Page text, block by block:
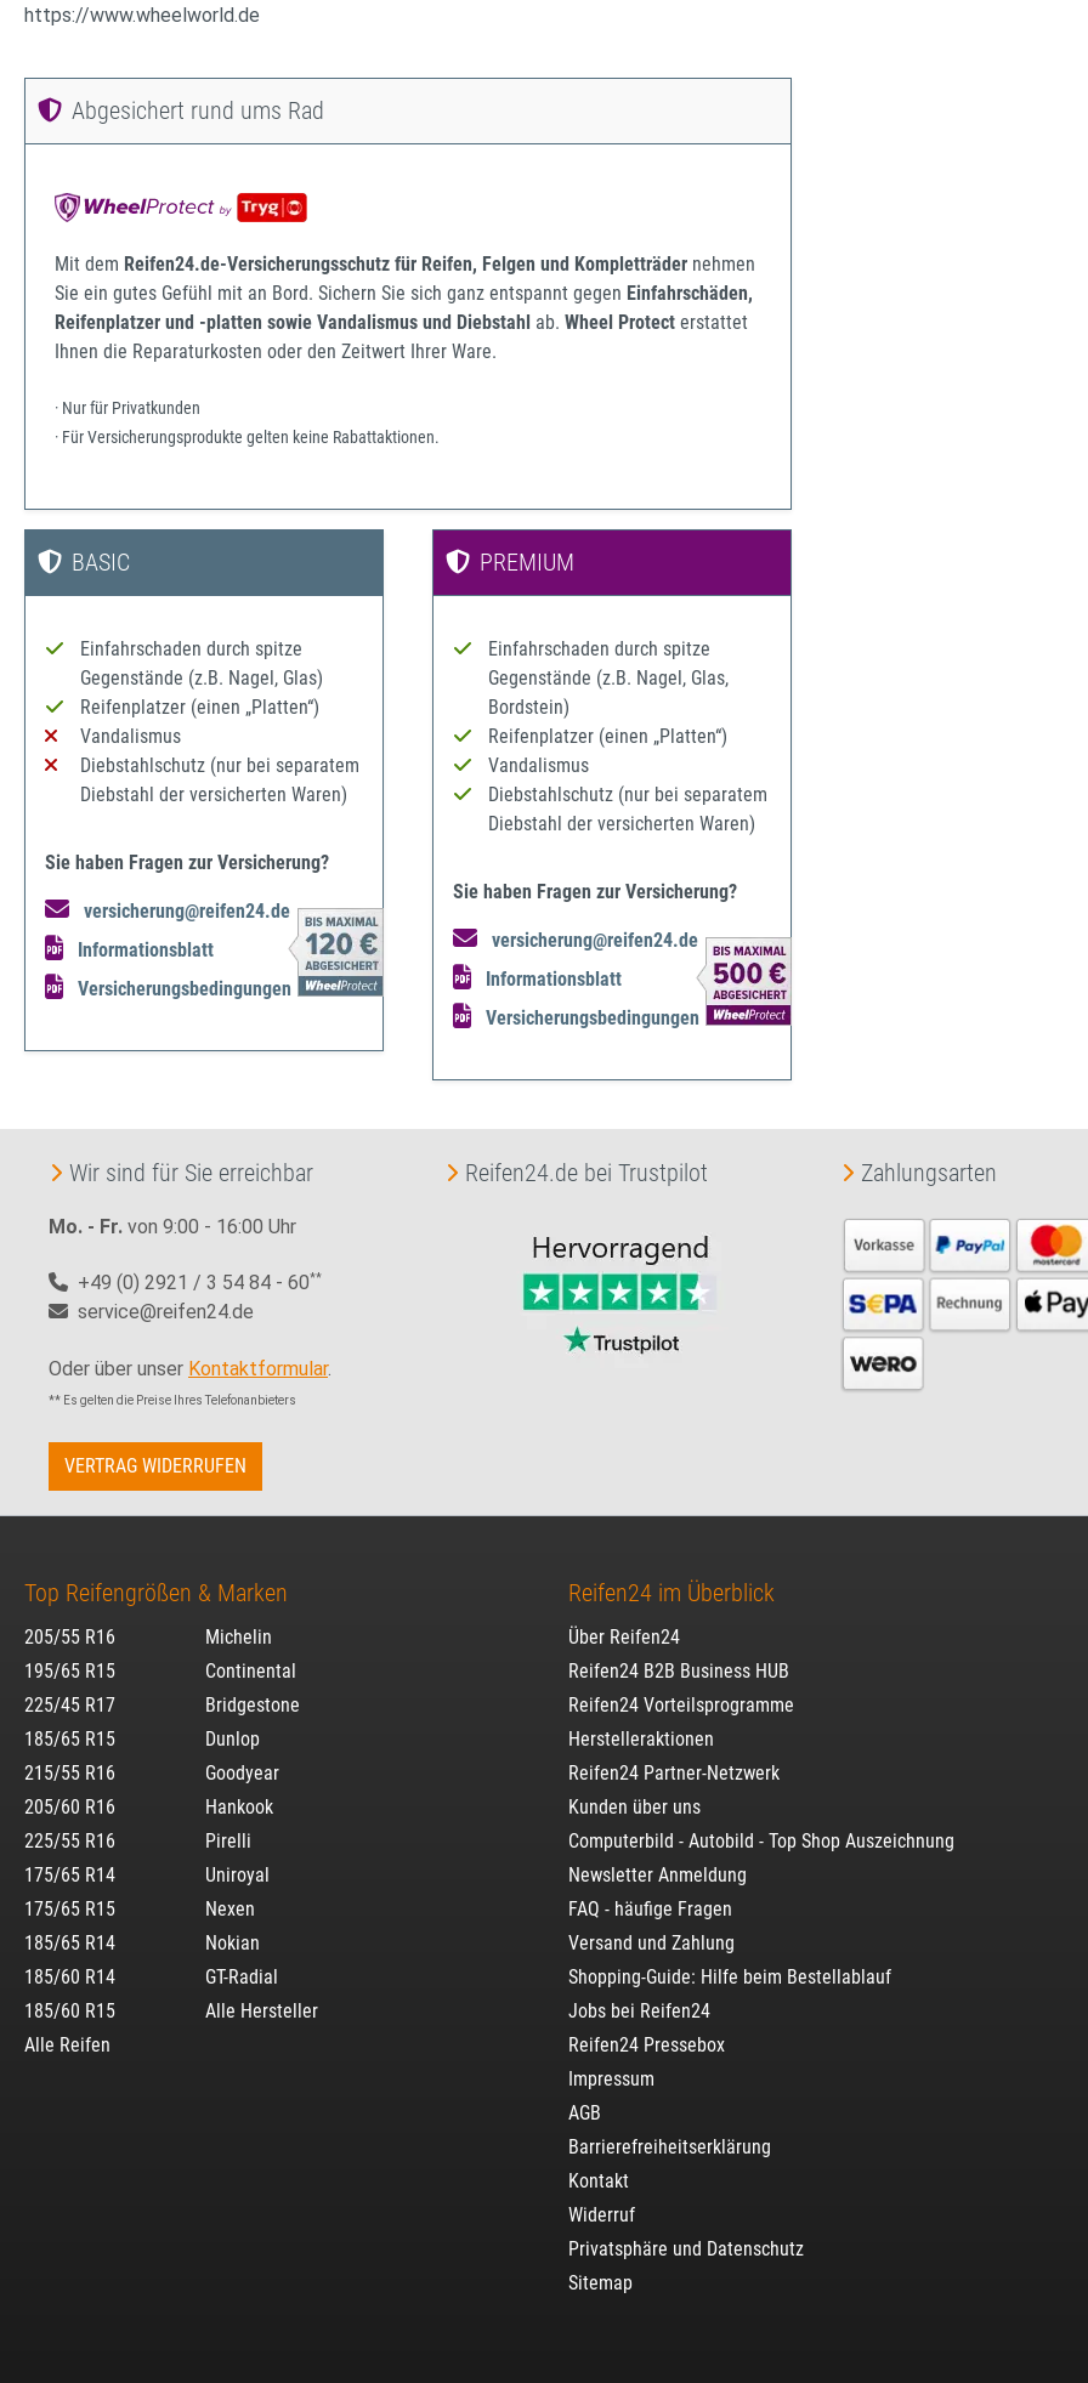
https://www.wheelworld.de
Abgesichert rund ums Rad
Mit dem Reifen24.de-Versicherungsschutz für Reifen, Felgen und Kompletträder nehmen
Sie ein gutes Gefühl mit an Bord. Sichern Sie sich ganz entspannt gegen Einfahrschäden,
Reifenplatzer und -platten sowie Vandalismus und Diebstahl ab. Wheel Protect erstattet
Ihnen die Reparaturkosten oder den Zeitwert Ihrer Ware.
· Nur für Privatkunden
· Für Versicherungsprodukte gelten keine Rabattaktionen.
BASIC
Einfahrschaden durch spitze
Gegenstände (z.B. Nagel, Glas)
Reifenplatzer (einen „Platten“)
Vandalismus
Diebstahlschutz (nur bei separatem
Diebstahl der versicherten Waren)
Sie haben Fragen zur Versicherung?
versicherung@reifen24.de
Informationsblatt
Versicherungsbedingungen
PREMIUM
Einfahrschaden durch spitze
Gegenstände (z.B. Nagel, Glas,
Bordstein)
Reifenplatzer (einen „Platten“)
Vandalismus
Diebstahlschutz (nur bei separatem
Diebstahl der versicherten Waren)
Sie haben Fragen zur Versicherung?
versicherung@reifen24.de
Informationsblatt
Versicherungsbedingungen
Wir sind für Sie erreichbar
Mo. - Fr. von 9:00 - 16:00 Uhr
+49 (0) 2921 / 3 54 84 - 60**
service@reifen24.de
Oder über unser Kontaktformular.
** Es gelten die Preise Ihres Telefonanbieters
VERTRAG WIDERRUFEN
Reifen24.de bei Trustpilot Zahlungsarten
Top Reifengrößen & Marken
205/55 R16
195/65 R15
225/45 R17
185/65 R15
215/55 R16
205/60 R16
225/55 R16
175/65 R14
175/65 R15
185/65 R14
185/60 R14
185/60 R15
Alle Reifen
Michelin
Continental
Bridgestone
Dunlop
Goodyear
Hankook
Pirelli
Uniroyal
Nexen
Nokian
GT-Radial
Alle Hersteller
Reifen24 im Überblick
Über Reifen24
Reifen24 B2B Business HUB
Reifen24 Vorteilsprogramme
Herstelleraktionen
Reifen24 Partner-Netzwerk
Kunden über uns
Computerbild - Autobild - Top Shop Auszeichnung
Newsletter Anmeldung
FAQ - häufige Fragen
Versand und Zahlung
Shopping-Guide: Hilfe beim Bestellablauf
Jobs bei Reifen24
Reifen24 Pressebox
Impressum
AGB
Barrierefreiheitserklärung
Kontakt
Widerruf
Privatsphäre und Datenschutz
Sitemap